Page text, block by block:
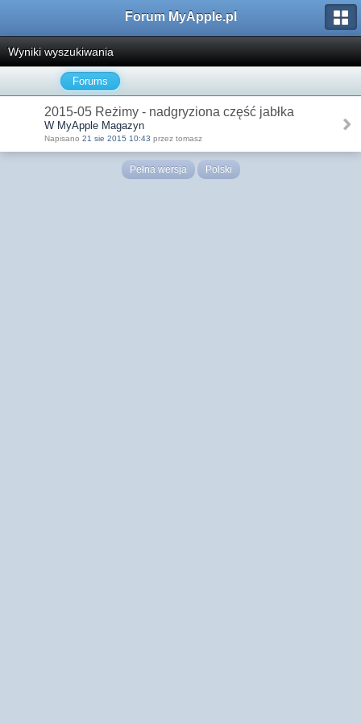
Forum MyApple.pl
Wyniki wyszukiwania
Forums
2015-05 Reżimy - nadgryziona część jabłka
W MyApple Magazyn
Napisano 21 sie 2015 10:43 przez tomasz
Pełna wersja Polski